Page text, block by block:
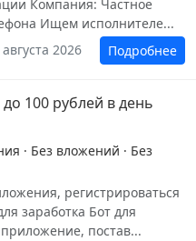
Компания: Частное
Ищем исполнителе...
2026
Подробнее
100 рублей в день
· Без вложений · Без
регистрироваться
заработка Бот для
постав...